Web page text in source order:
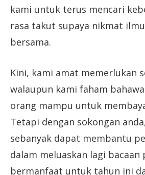
kami untuk terus mencari
rasa takut supaya nikmat
bersama.
Kini, kami amat memerlukan
walaupun kami faham
orang mampu untuk
Tetapi dengan sokongan
sebanyak dapat membantu
dalam meluaskan lagi bacaan
bermanfaat untuk tahun ini